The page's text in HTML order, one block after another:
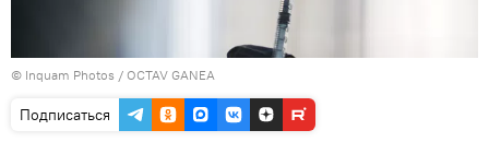
© Inquam Photos / OCTAV GANEA
Подписаться